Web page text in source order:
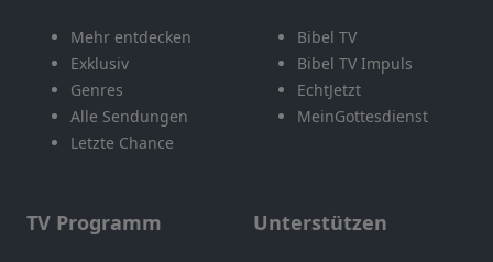
Mehr entdecken
Exklusiv
Genres
Alle Sendungen
Letzte Chance
Bibel TV
Bibel TV Impuls
EchtJetzt
MeinGottesdienst
TV Programm Unterstützen